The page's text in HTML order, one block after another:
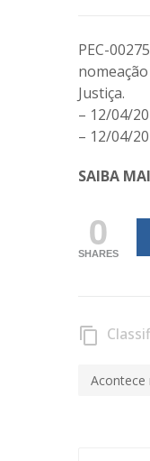
PEC-
Justiça.
– 12/04/
– 12/04/
SAIBA
0
SHARES
content_copy
Acontece